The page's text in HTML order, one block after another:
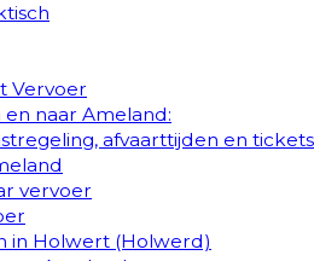
Vervoer
en naar Ameland:
afvaarttijden en tickets
vervoer
in Holwert (Holwerd)